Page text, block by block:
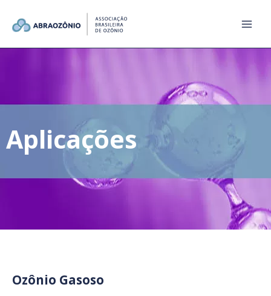
Aplicações
Ozônio Gasoso